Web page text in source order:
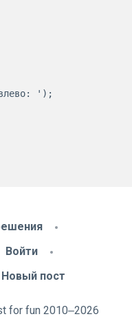
Войти
Новый пост
for fun 2010‒2026